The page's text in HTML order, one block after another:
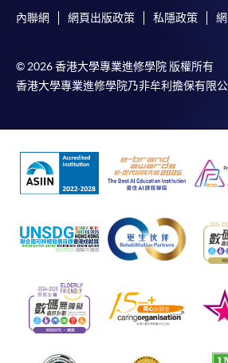
有關繳費詳情，請參閱 付款方法
。
課程/科目報名注意事項:
選用網上報名服務必須在已接
Google Chrome瀏覽器。
申請人不應閒置申請超過10分
網上報名只支援「提早報讀優
報讀優惠，請親臨學院的報名中
在網上報名過程中，由於提交
統處理上為兩個不同的程序，
功被獲取錄。任何不成功的申
內聯網 網頁出版政策 私隱政策
© 2026 香港大學專業進修學院 版權所有
香港大學專業進修學院乃非牟利擔保有限